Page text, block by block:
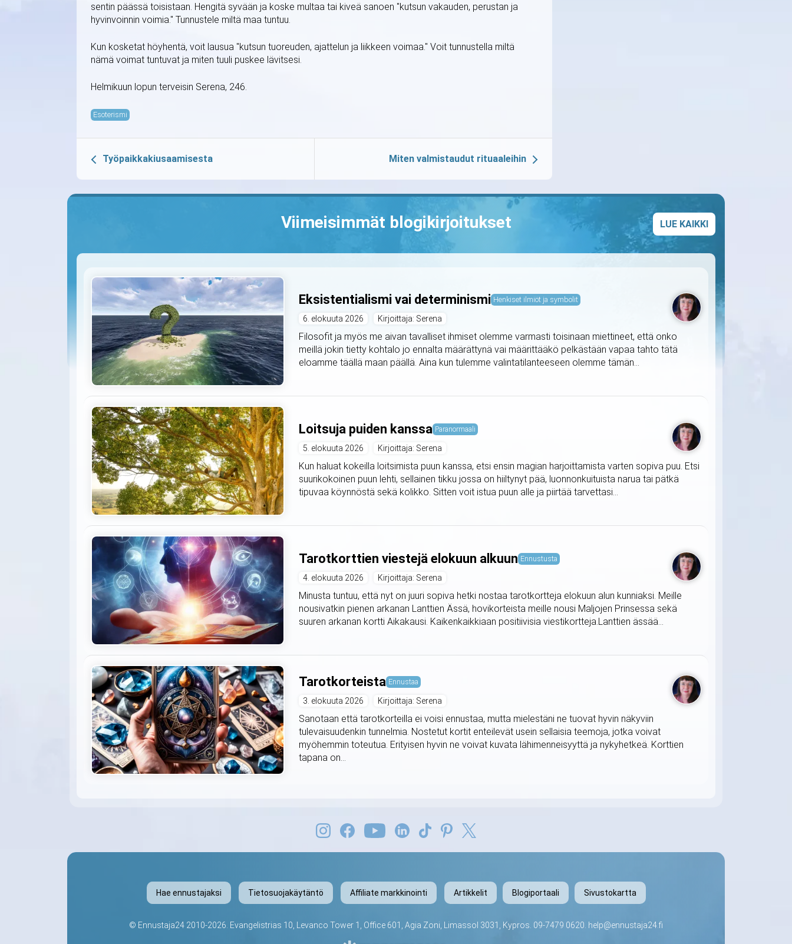
sentin päässä toisistaan. Hengitä syvään ja koske multaa tai kiveä sanoen "kutsun vakauden, perustan ja
hyvinvoinnin voimia." Tunnustele miltä maa tuntuu.
Kun kosketat höyhentä, voit lausua "kutsun tuoreuden, ajattelun ja liikkeen voimaa." Voit tunnustella miltä
nämä voimat tuntuvat ja miten tuuli puskee lävitsesi.
Helmikuun lopun terveisin Serena, 246.
Esoterismi
Työpaikkakiusaamisesta Miten valmistaudut rituaaleihin
Viimeisimmät blogikirjoitukset LUE KAIKKI
Eksistentialismi vai determinismi Henkiset ilmiöt ja symbolit
6. elokuuta 2026 Kirjoittaja: Serena
Filosofit ja myös me aivan tavalliset ihmiset olemme varmasti toisinaan miettineet, että onko
meillä jokin tietty kohtalo jo ennalta määrättynä vai määrittääkö pelkästään vapaa tahto tätä
eloamme täällä maan päällä. Aina kun tulemme valintatilanteeseen olemme tämän...
Loitsuja puiden kanssa Paranormaali
5. elokuuta 2026 Kirjoittaja: Serena
Kun haluat kokeilla loitsimista puun kanssa, etsi ensin magian harjoittamista varten sopiva puu. Etsi
suurikokoinen puun lehti, sellainen tikku jossa on hiiltynyt pää, luonnonkuituista narua tai pätkä
tipuvaa köynnöstä sekä kolikko. Sitten voit istua puun alle ja piirtää tarvettasi...
Tarotkorttien viestejä elokuun alkuun Ennustusta
4. elokuuta 2026 Kirjoittaja: Serena
Minusta tuntuu, että nyt on juuri sopiva hetki nostaa tarotkortteja elokuun alun kunniaksi. Meille
nousivatkin pienen arkanan Lanttien Ässä, hovikorteista meille nousi Maljojen Prinsessa sekä
suuren arkanan kortti Aikakausi. Kaikenkaikkiaan positiivisia viestikortteja.Lanttien ässää...
Tarotkorteista Ennustaa
3. elokuuta 2026 Kirjoittaja: Serena
Sanotaan että tarotkorteilla ei voisi ennustaa, mutta mielestäni ne tuovat hyvin näkyviin
tulevaisuudenkin tunnelmia. Nostetut kortit enteilevät usein sellaisia teemoja, jotka voivat
myöhemmin toteutua. Erityisen hyvin ne voivat kuvata lähimenneisyyttä ja nykyhetkeä. Korttien
tapana on...
Hae ennustajaksi Tietosuojakäytäntö Affiliate markkinointi Artikkelit Blogiportaali Sivustokartta
© Ennustaja24 2010-2026. Evangelistrias 10, Levanco Tower 1, Office 601, Agia Zoni, Limassol 3031, Kypros. 09-7479 0620 help@ennustaja24.fi